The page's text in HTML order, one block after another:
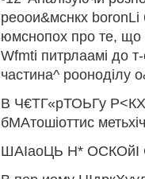
реоои&мснкх boronLi
юмснопох про те, що
Wfmti питрлаамі до
частина^ рооноділу
В Ч€ТГ«рТОЬГу
бМАтошіоттис
ШАІаоЦЬ Н*